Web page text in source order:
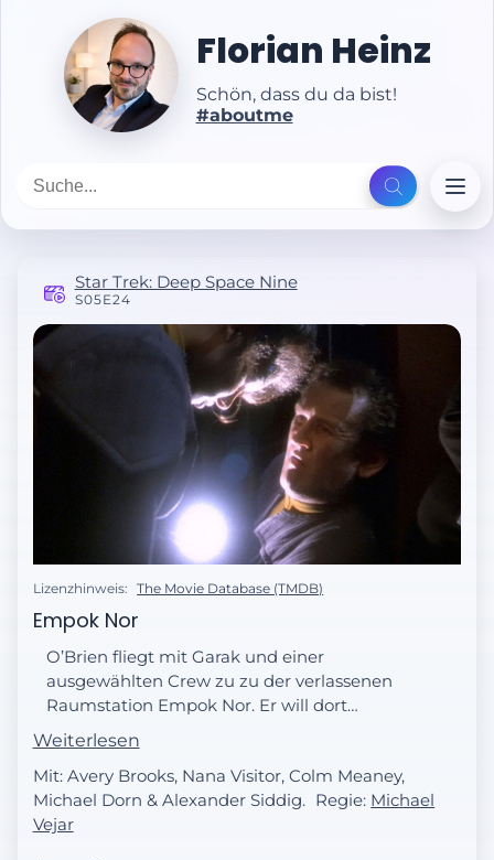
Florian Heinz
Schön, dass du da bist!
#aboutme
Star Trek: Deep Space Nine
S05E24
Lizenzhinweis: The Movie Database (TMDB)
Empok Nor
O’Brien fliegt mit Garak und einer
ausgewählten Crew zu zu der verlassenen
Raumstation Empok Nor. Er will dort
Ersatzteile beschaffen. Auf der Station
passieren schreckliche Dinge: Ein
Crewmitglied nach dem anderen wird
ermordet.
Weiterlesen
Mit: Avery Brooks, Nana Visitor, Colm Meaney,
Michael Dorn & Alexander Siddig. Regie: Michael
Vejar